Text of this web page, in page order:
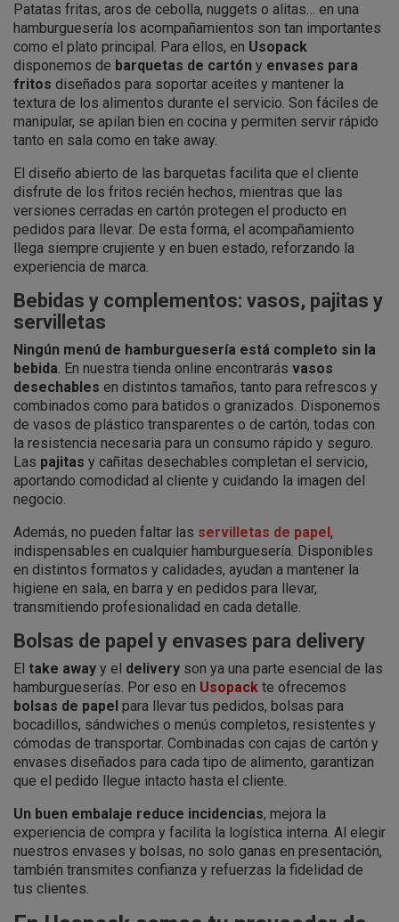
Patatas fritas, aros de cebolla, nuggets o alitas… en una
hamburguesería los acompañamientos son tan importantes
como el plato principal. Para ellos, en Usopack
disponemos de barquetas de cartón y envases para
fritos diseñados para soportar aceites y mantener la
textura de los alimentos durante el servicio. Son fáciles de
manipular, se apilan bien en cocina y permiten servir rápido
tanto en sala como en take away.
El diseño abierto de las barquetas facilita que el cliente
disfrute de los fritos recién hechos, mientras que las
versiones cerradas en cartón protegen el producto en
pedidos para llevar. De esta forma, el acompañamiento
llega siempre crujiente y en buen estado, reforzando la
experiencia de marca.
Bebidas y complementos: vasos, pajitas y
servilletas
Ningún menú de hamburguesería está completo sin la
bebida. En nuestra tienda online encontrarás vasos
desechables en distintos tamaños, tanto para refrescos y
combinados como para batidos o granizados. Disponemos
de vasos de plástico transparentes o de cartón, todas con
la resistencia necesaria para un consumo rápido y seguro.
Las pajitas y cañitas desechables completan el servicio,
aportando comodidad al cliente y cuidando la imagen del
negocio.
Además, no pueden faltar las servilletas de papel ,
indispensables en cualquier hamburguesería. Disponibles
en distintos formatos y calidades, ayudan a mantener la
higiene en sala, en barra y en pedidos para llevar,
transmitiendo profesionalidad en cada detalle.
Bolsas de papel y envases para delivery
El take away y el delivery son ya una parte esencial de las
hamburgueserías. Por eso en Usopack te ofrecemos
bolsas de papel para llevar tus pedidos, bolsas para
bocadillos, sándwiches o menús completos, resistentes y
cómodas de transportar. Combinadas con cajas de cartón y
envases diseñados para cada tipo de alimento, garantizan
que el pedido llegue intacto hasta el cliente.
Un buen embalaje reduce incidencias, mejora la
experiencia de compra y facilita la logística interna. Al elegir
nuestros envases y bolsas, no solo ganas en presentación,
también transmites confianza y refuerzas la fidelidad de
tus clientes.